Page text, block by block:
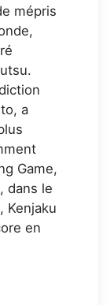
mépris
a
Game,
dans le
Kenjaku
en